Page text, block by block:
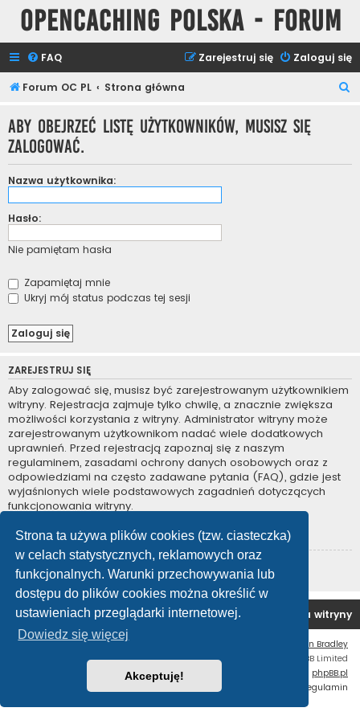
Strona ta używa plików cookies (tzw. ciasteczka)
w celach statystycznych, reklamowych oraz
funkcjonalnych. Warunki przechowywania lub
dostępu do plików cookies można określić w
ustawieniach przeglądarki internetowej.
Dowiedz się więcej
Akceptuję!
Opencaching Polska - Forum
FAQ Zaloguj się
Zarejestruj się
Forum OC PL Strona główna
Aby obejrzeć listę użytkowników, musisz się
zalogować.
Nazwa użytkownika:
Hasło:
Nie pamiętam hasła
Zapamiętaj mnie
Ukryj mój status podczas tej sesji
ZAREJESTRUJ SIĘ
Aby zalogować się, musisz być zarejestrowanym użytkownikiem
witryny. Rejestracja zajmuje tylko chwilę, a znacznie zwiększa
możliwości korzystania z witryny. Administrator witryny może
zarejestrowanym użytkownikom nadać wiele dodatkowych
uprawnień. Przed rejestracją zapoznaj się z naszym
regulaminem, zasadami ochrony danych osobowych oraz z
odpowiedziami na często zadawane pytania (FAQ), gdzie jest
wyjaśnionych wiele podstawowych zagadnień dotyczących
funkcjonowania witryny.
Regulamin |Zasady ochrony danych osobowych
Zarejestruj się
Forum OC PL Strona główna Usuń ciasteczka witryny
Ian Bradley
Technologię dostarczaphpBB® Forum Software © phpBB Limited
Polski pakiet językowy dostarcza phpBB.pl
Zasady ochrony danych osobowych
Regulamin